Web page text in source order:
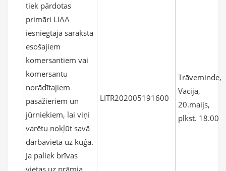
tiek pārdotas
primāri LIAA
iesniegtajā sarakstā
esošajiem
komersantiem vai
komersantu
norādītajiem
pasažieriem un
jūrniekiem, lai viņi
varētu nokļūt savā
darbavietā uz kuģa.
Ja paliek brīvas
LITR202005191600
Trāveminde,
Vācija,
20.maijs,
plkst. 18.00